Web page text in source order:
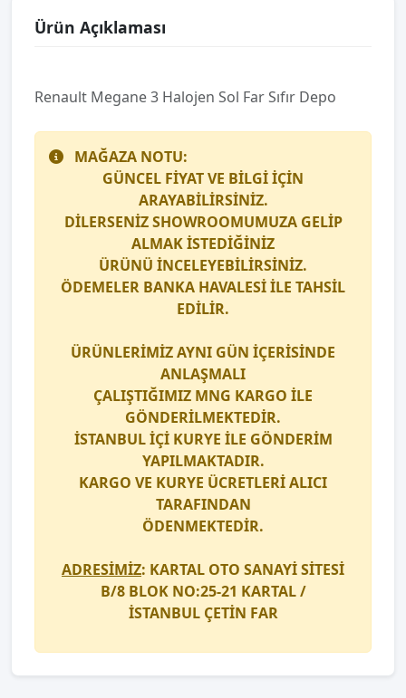
Ürün Açıklaması
Renault Megane 3 Halojen Sol Far Sıfır Depo
MAĞAZA NOTU:
GÜNCEL FİYAT VE BİLGİ İÇİN
ARAYABİLİRSİNİZ.
DİLERSENİZ SHOWROOMUMUZA GELİP
ALMAK İSTEDİĞİNİZ
ÜRÜNÜ İNCELEYEBİLİRSİNİZ.
ÖDEMELER BANKA HAVALESİ İLE TAHSİL
EDİLİR.
ÜRÜNLERİMİZ AYNI GÜN İÇERİSİNDE
ANLAŞMALI
ÇALIŞTIĞIMIZ MNG KARGO İLE
GÖNDERİLMEKTEDİR.
İSTANBUL İÇİ KURYE İLE GÖNDERİM
YAPILMAKTADIR.
KARGO VE KURYE ÜCRETLERİ ALICI
TARAFINDAN
ÖDENMEKTEDİR.
ADRESİMİZ: KARTAL OTO SANAYİ SİTESİ
B/8 BLOK NO:25-21 KARTAL /
İSTANBUL ÇETİN FAR